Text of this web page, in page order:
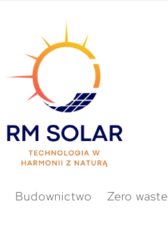
Budownictwo Zero waste